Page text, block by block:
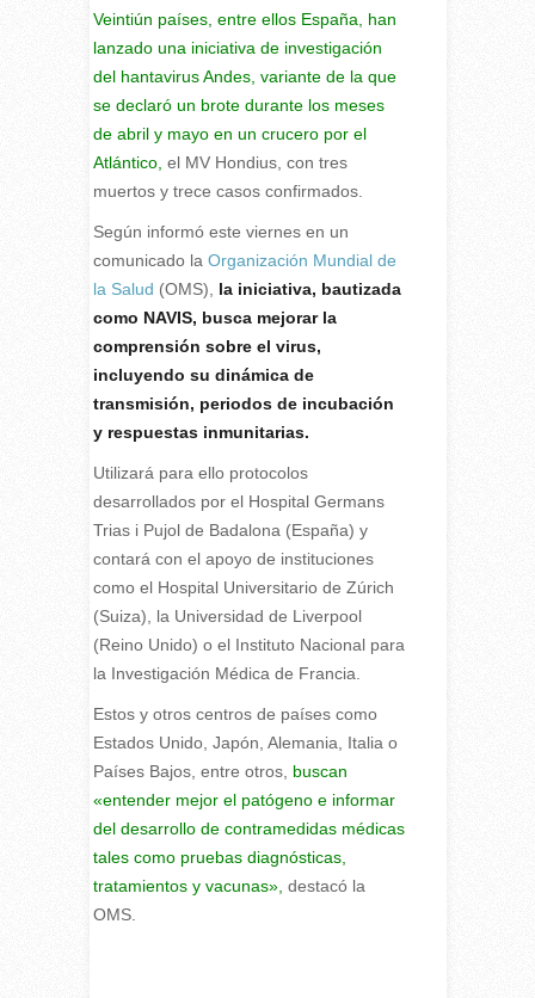
Veintiún países, entre ellos España, han
lanzado una iniciativa de investigación
del hantavirus Andes, variante de la que
se declaró un brote durante los meses
de abril y mayo en un crucero por el
Atlántico, el MV Hondius, con tres
muertos y trece casos confirmados.
Según informó este viernes en un
comunicado la Organización Mundial de
la Salud (OMS),
la iniciativa, bautizada
como NAVIS, busca mejorar la
comprensión sobre el virus,
incluyendo su dinámica de
transmisión, periodos de incubación
y respuestas inmunitarias.
Utilizará para ello protocolos
desarrollados por el Hospital Germans
Trias i Pujol de Badalona (España) y
contará con el apoyo de instituciones
como el Hospital Universitario de Zúrich
(Suiza), la Universidad de Liverpool
(Reino Unido) o el Instituto Nacional para
la Investigación Médica de Francia.
Estos y otros centros de países como
Estados Unido, Japón, Alemania, Italia o
Países Bajos, entre otros, buscan
«entender mejor el patógeno e informar
del desarrollo de contramedidas médicas
tales como pruebas diagnósticas,
tratamientos y vacunas», destacó la
OMS.